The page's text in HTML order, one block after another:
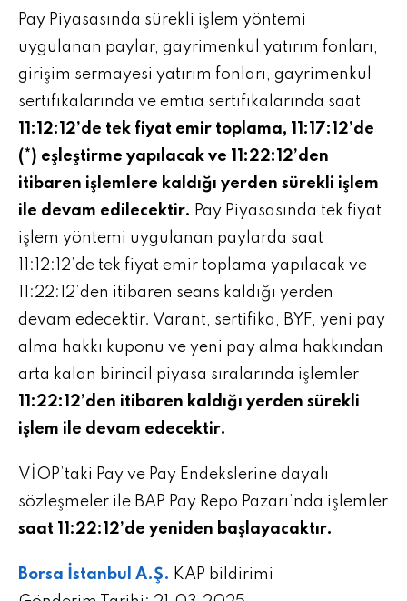
Pay Piyasasında sürekli işlem yöntemi
uygulanan paylar, gayrimenkul yatırım fonları,
girişim sermayesi yatırım fonları, gayrimenkul
sertifikalarında ve emtia sertifikalarında saat
11:12:12’de tek fiyat emir toplama, 11:17:12’de
(*) eşleştirme yapılacak ve 11:22:12’den
itibaren işlemlere kaldığı yerden sürekli işlem
ile devam edilecektir. Pay Piyasasında tek fiyat
işlem yöntemi uygulanan paylarda saat
11:12:12’de tek fiyat emir toplama yapılacak ve
11:22:12’den itibaren seans kaldığı yerden
devam edecektir. Varant, sertifika, BYF, yeni pay
alma hakkı kuponu ve yeni pay alma hakkından
arta kalan birincil piyasa sıralarında işlemler
11:22:12’den itibaren kaldığı yerden sürekli
işlem ile devam edecektir.
VİOP’taki Pay ve Pay Endekslerine dayalı
sözleşmeler ile BAP Pay Repo Pazarı’nda işlemler
saat 11:22:12’de yeniden başlayacaktır.
Borsa İstanbul A.Ş. KAP bildirimi